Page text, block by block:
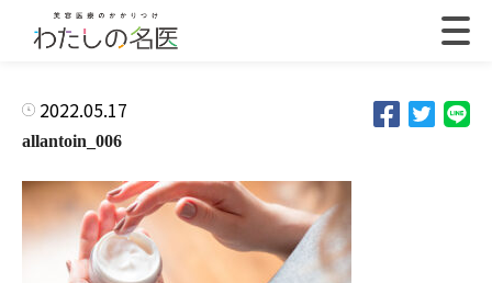
2022.05.17
allantoin_006